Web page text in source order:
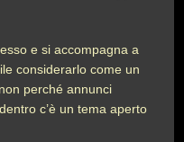
e si accompagna a
considerarlo come un
perché annunci
c’è un tema aperto